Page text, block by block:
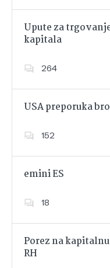
Upute za
kapitala
264
USA preporuka
152
emini ES
18
Porez na
RH